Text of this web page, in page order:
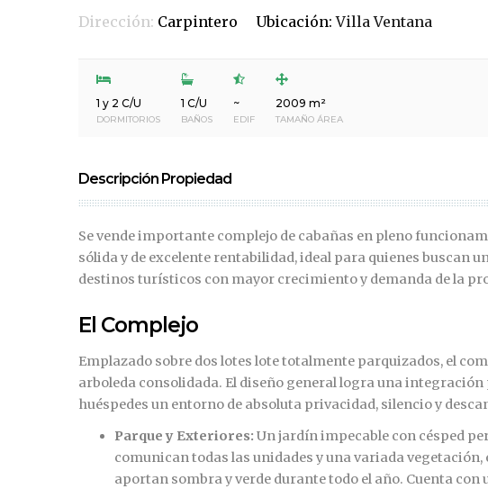
Dirección: Carpintero Ubicación:Villa Ventana
1 y 2 C/U
DORMITORIOS
1 C/U
BAÑOS
~
EDIF
2009 m²
TAMAÑO ÁREA
Descripción Propiedad
Se vende importante complejo de cabañas en pleno
sólida y de excelente rentabilidad, ideal para quienes buscan
destinos turísticos con mayor crecimiento y demanda de la
El Complejo
Emplazado sobre dos lotes lote totalmente parquizados, el
arboleda consolidada. El diseño general logra una
huéspedes un entorno de absoluta privacidad, silencio y
Parque y Exteriores: Un jardín impecable con césped
comunican todas las unidades y una variada
aportan sombra y verde durante todo el año. Cuenta